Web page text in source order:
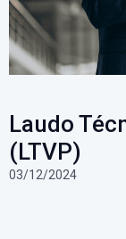
Laudo
(LTVP)
03/12/2024